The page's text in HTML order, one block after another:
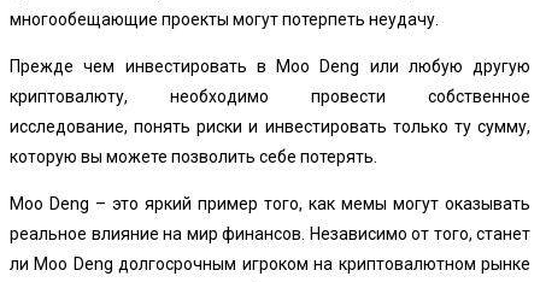
многообещающие проекты могут потерпеть неудачу.
Прежде чем инвестировать в Moo Deng или любую другую
криптовалюту, необходимо провести собственное
исследование, понять риски и инвестировать только ту сумму,
которую вы можете позволить себе потерять.
Moo Deng – это яркий пример того, как мемы могут оказывать
реальное влияние на мир финансов. Независимо от того, станет
ли Moo Deng долгосрочным игроком на криптовалютном рынке